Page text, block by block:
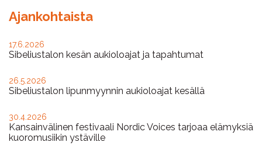
Ajankohtaista
17.6.2026
Sibeliustalon kesän aukioloajat ja tapahtumat
26.5.2026
Sibeliustalon lipunmyynnin aukioloajat kesällä
30.4.2026
Kansainvälinen festivaali Nordic Voices tarjoaa elämyksiä
kuoromusiikin ystäville